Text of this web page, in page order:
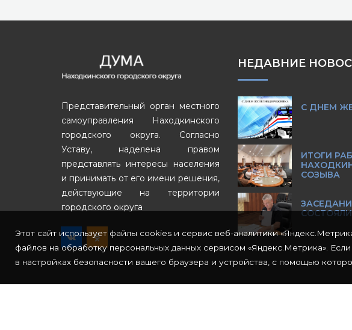
Представительный орган местного
самоуправления Находкинского
городского округа. Согласно
Уставу, наделена правом
представлять интересы населения
и принимать от его имени решения,
действующие на территории
городского округа
НЕДАВНИЕ
С ДНЕМ
ИТОГИ
СОЗЫВА
Этот сайт использует файлы cookies и сервис веб-аналитики
файлов на обработку персональных данных сервисом «Яндекс.Метрика».
в настройках безопасности вашего браузера и устройства, с помощью